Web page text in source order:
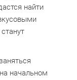
найти
начальном